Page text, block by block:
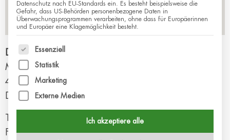
Dr. med. Reini Michael Mätzig
Mülheimer Str. 68
47057Duisburg
Deutschland
Telefon:
+49 203 358311
Fax:+49 203 374529
Datenschutz nach EU-Standards ein. Es besteht beispielsweise die
Gefahr, dass US-Behörden personenbezogene Daten in
Überwachungsprogrammen verarbeiten, ohne dass für Europäerinnen
und Europäer eine Klagemöglichkeit besteht.
Es folgt eine Liste der Service-Gruppen, für die
Essenziell
Statistik
Marketing
Externe Medien
Ich akzeptiere alle